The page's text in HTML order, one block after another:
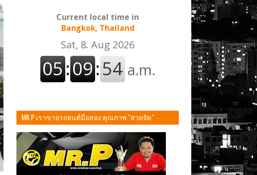
Current local time in
Bangkok, Thailand
MR.P เราขายรถยนต์มือสอง คุณภาพ "สวยจัด"